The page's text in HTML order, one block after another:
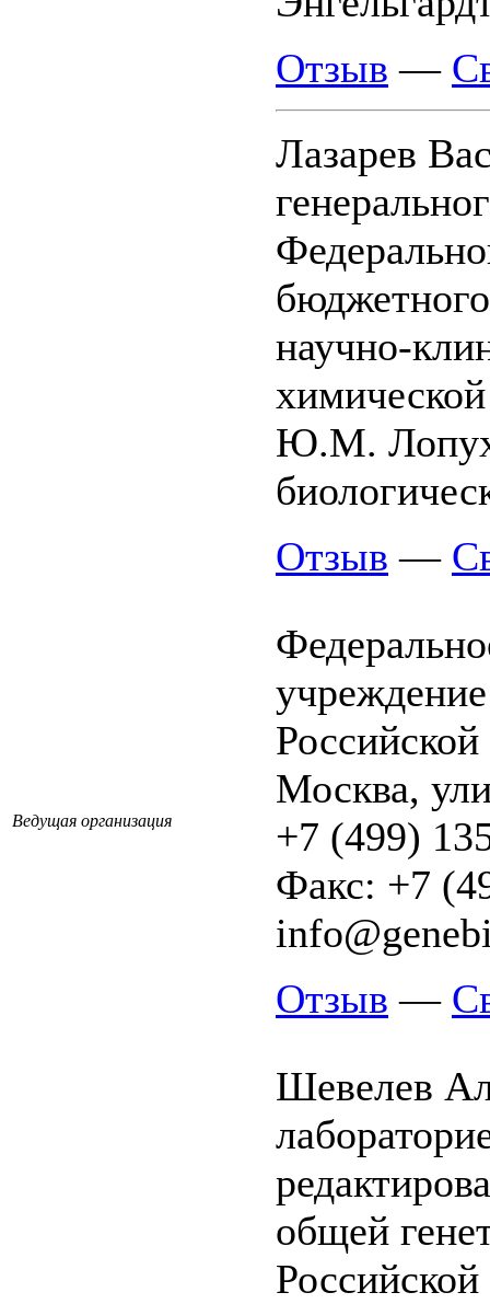
Отзыв —
Лазарев
научно-
Ю.М.
Отзыв —
Ведущая организация
Москва,
+7 (499)
Факс: +7
Отзыв —
Шевелев
общей